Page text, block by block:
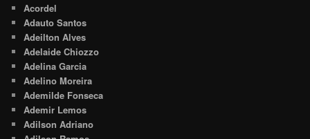
Acordel
Adauto Santos
Adeilton Alves
Adelaide Chiozzo
Adelina Garcia
Adelino Moreira
Ademilde Fonseca
Ademir Lemos
Adilson Adriano